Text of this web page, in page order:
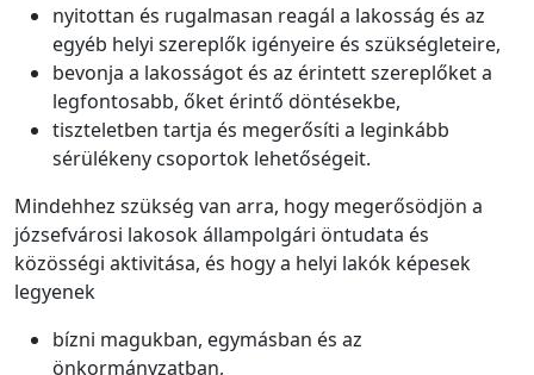
nyitottan és rugalmasan reagál a lakosság és az
egyéb helyi szereplők igényeire és szükségleteire,
bevonja a lakosságot és az érintett szereplőket a
legfontosabb, őket érintő döntésekbe,
tiszteletben tartja és megerősíti a leginkább
sérülékeny csoportok lehetőségeit.
Mindehhez szükség van arra, hogy megerősödjön a
józsefvárosi lakosok állampolgári öntudata és
közösségi aktivitása, és hogy a helyi lakók képesek
legyenek
bízni magukban, egymásban és az
önkormányzatban,